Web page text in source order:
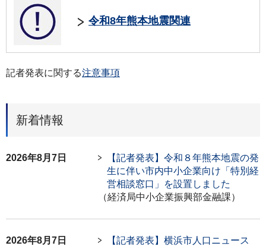
令和8年熊本地震関連
記者発表に関する注意事項
新着情報
2026年8月7日
【記者発表】令和８年熊本地震の発
生に伴い市内中小企業向け「特別経
営相談窓口」を設置しました
（経済局中小企業振興部金融課）
2026年8月7日
【記者発表】横浜市人口ニュース